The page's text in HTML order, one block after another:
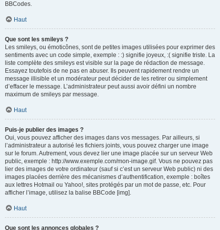
BBCodes.
Haut
Que sont les smileys ?
Les smileys, ou émoticônes, sont de petites images utilisées pour exprimer des
sentiments avec un code simple, exemple : :) signifie joyeux, :( signifie triste. La
liste complète des smileys est visible sur la page de rédaction de message.
Essayez toutefois de ne pas en abuser. Ils peuvent rapidement rendre un
message illisible et un modérateur peut décider de les retirer ou simplement
d’effacer le message. L’administrateur peut aussi avoir défini un nombre
maximum de smileys par message.
Haut
Puis-je publier des images ?
Oui, vous pouvez afficher des images dans vos messages. Par ailleurs, si
l’administrateur a autorisé les fichiers joints, vous pouvez charger une image
sur le forum. Autrement, vous devez lier une image placée sur un serveur Web
public, exemple : http://www.exemple.com/mon-image.gif. Vous ne pouvez pas
lier des images de votre ordinateur (sauf si c’est un serveur Web public) ni des
images placées derrière des mécanismes d’authentification, exemple : boîtes
aux lettres Hotmail ou Yahoo!, sites protégés par un mot de passe, etc. Pour
afficher l’image, utilisez la balise BBCode [img].
Haut
Que sont les annonces globales ?